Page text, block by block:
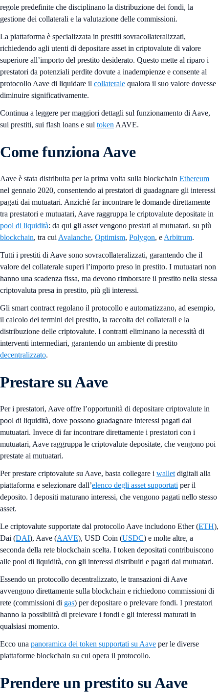
regole predefinite che disciplinano la distribuzione dei fondi, la
gestione dei collaterali e la valutazione delle commissioni.
La piattaforma è specializzata in prestiti sovracollateralizzati,
richiedendo agli utenti di depositare asset in criptovalute di valore
superiore all’importo del prestito desiderato. Questo mette al riparo i
prestatori da potenziali perdite dovute a inadempienze e consente al
protocollo Aave di liquidare il collaterale qualora il suo valore dovesse
diminuire significativamente.
Continua a leggere per maggiori dettagli sul funzionamento di Aave,
sui prestiti, sui flash loans e sul token AAVE.
Come funziona Aave
Aave è stata distribuita per la prima volta sulla blockchain Ethereum
nel gennaio 2020, consentendo ai prestatori di guadagnare gli interessi
pagati dai mutuatari. Anzichè far incontrare le domande direttamente
tra prestatori e mutuatari, Aave raggruppa le criptovalute depositate in
pool di liquidità: da qui gli asset vengono prestati ai mutuatari. su più
blockchain, tra cui Avalanche, Optimism, Polygon, e Arbitrum.
Tutti i prestiti di Aave sono sovracollateralizzati, garantendo che il
valore del collaterale superi l’importo preso in prestito. I mutuatari non
hanno una scadenza fissa, ma devono rimborsare il prestito nella stessa
criptovaluta presa in prestito, più gli interessi.
Gli smart contract regolano il protocollo e automatizzano, ad esempio,
il calcolo dei termini del prestito, la raccolta dei collaterali e la
distribuzione delle criptovalute. I contratti eliminano la necessità di
interventi intermediari, garantendo un ambiente di prestito
decentralizzato.
Prestare su Aave
Per i prestatori, Aave offre l’opportunità di depositare criptovalute in
pool di liquidità, dove possono guadagnare interessi pagati dai
mutuatari. Invece di far incontrare direttamente i prestatori con i
mutuatari, Aave raggruppa le criptovalute depositate, che vengono poi
prestate ai mutuatari.
Per prestare criptovalute su Aave, basta collegare i wallet digitali alla
piattaforma e selezionare dall’elenco degli asset supportati per il
deposito. I depositi maturano interessi, che vengono pagati nello stesso
asset.
Le criptovalute supportate dal protocollo Aave includono Ether (ETH),
Dai (DAI), Aave (AAVE), USD Coin (USDC) e molte altre, a
seconda della rete blockchain scelta. I token depositati contribuiscono
alle pool di liquidità, con gli interessi distribuiti e pagati dai mutuatari.
Essendo un protocollo decentralizzato, le transazioni di Aave
avvengono direttamente sulla blockchain e richiedono commissioni di
rete (commissioni di gas) per depositare o prelevare fondi. I prestatori
hanno la possibilità di prelevare i fondi e gli interessi maturati in
qualsiasi momento.
Ecco una panoramica dei token supportati su Aave per le diverse
piattaforme blockchain su cui opera il protocollo.
Prendere un prestito su Aave